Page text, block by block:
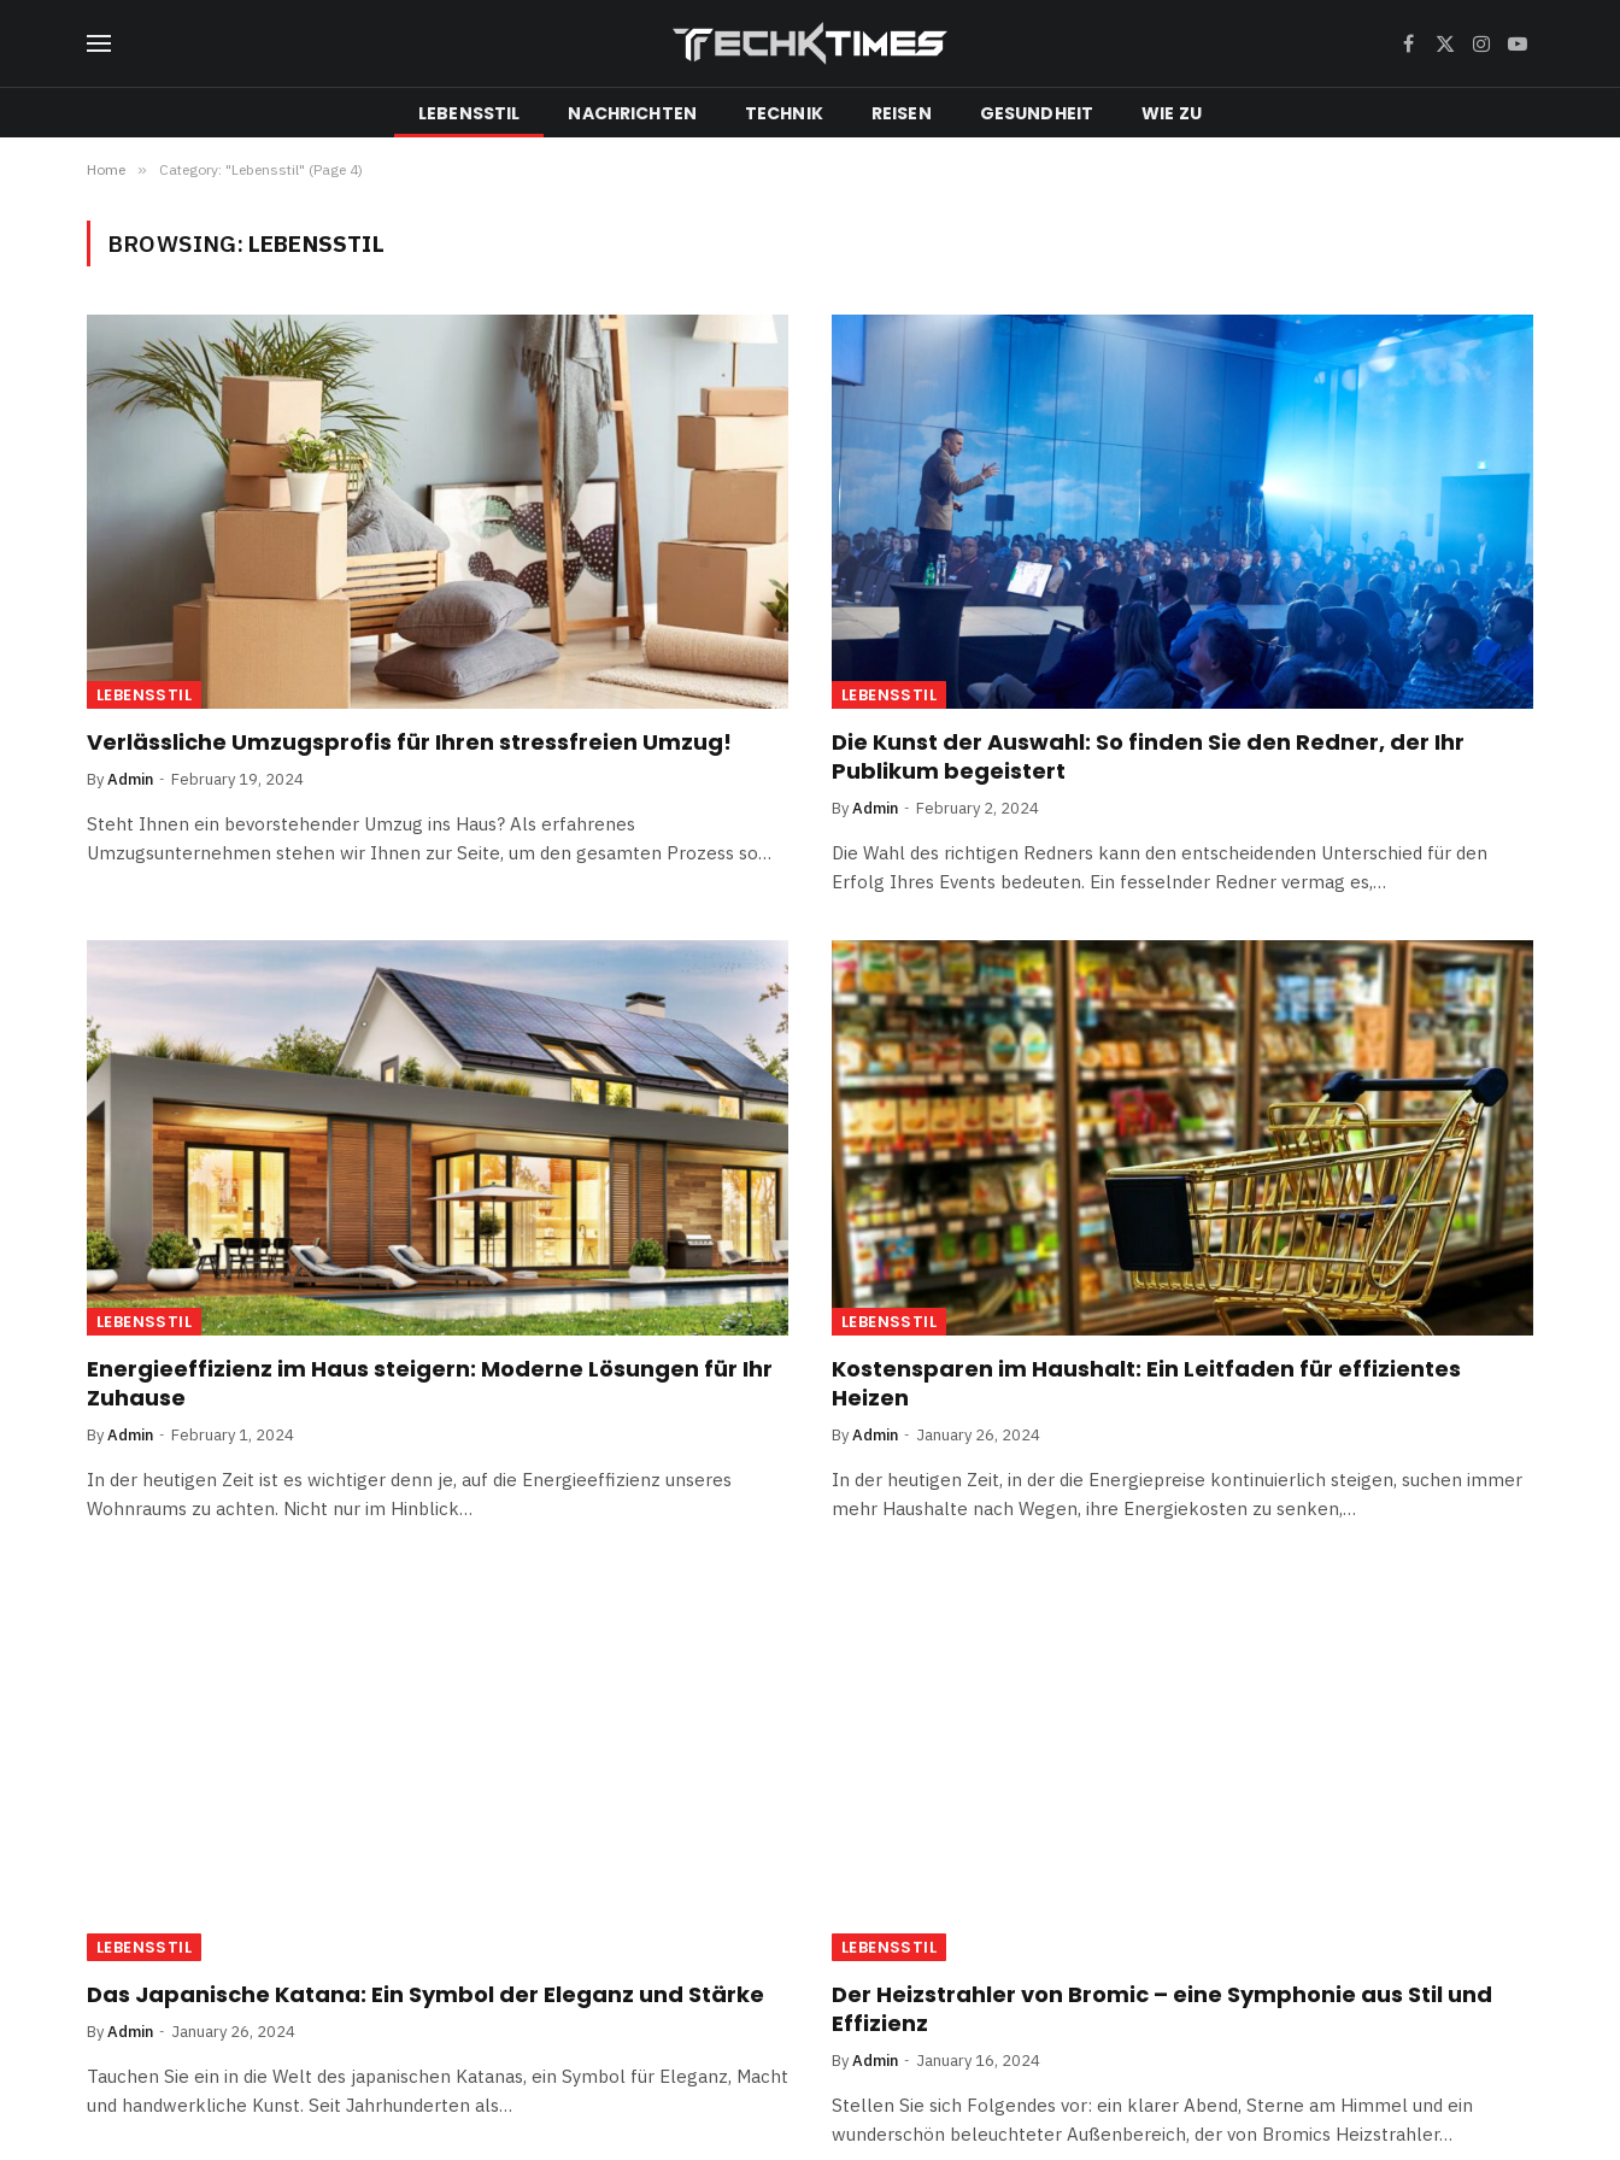
Facebook
X
Instagram
YouTube
LEBENSSTIL NACHRICHTEN TECHNIK REISEN GESUNDHEIT WIE ZU
Home » Category: "Lebensstil" (Page 4)
BROWSING: LEBENSSTIL
LEBENSSTIL
Verlässliche Umzugsprofis für Ihren stressfreien Umzug!
ByAdmin February 19, 2024
Steht Ihnen ein bevorstehender Umzug ins Haus? Als erfahrenes
Umzugsunternehmen stehen wir Ihnen zur Seite, um den gesamten Prozess so…
LEBENSSTIL
Die Kunst der Auswahl: So finden Sie den Redner, der Ihr
Publikum begeistert
ByAdmin February 2, 2024
Die Wahl des richtigen Redners kann den entscheidenden Unterschied für den
Erfolg Ihres Events bedeuten. Ein fesselnder Redner vermag es,…
LEBENSSTIL
Energieeffizienz im Haus steigern: Moderne Lösungen für Ihr
Zuhause
ByAdmin February 1, 2024
In der heutigen Zeit ist es wichtiger denn je, auf die Energieeffizienz unseres
Wohnraums zu achten. Nicht nur im Hinblick…
LEBENSSTIL
Kostensparen im Haushalt: Ein Leitfaden für effizientes
Heizen
ByAdmin January 26, 2024
In der heutigen Zeit, in der die Energiepreise kontinuierlich steigen, suchen immer
mehr Haushalte nach Wegen, ihre Energiekosten zu senken,…
LEBENSSTIL
Das Japanische Katana: Ein Symbol der Eleganz und Stärke
ByAdmin January 26, 2024
Tauchen Sie ein in die Welt des japanischen Katanas, ein Symbol für Eleganz, Macht
und handwerkliche Kunst. Seit Jahrhunderten als…
LEBENSSTIL
Der Heizstrahler von Bromic – eine Symphonie aus Stil und
Effizienz
ByAdmin January 16, 2024
Stellen Sie sich Folgendes vor: ein klarer Abend, Sterne am Himmel und ein
wunderschön beleuchteter Außenbereich, der von Bromics Heizstrahler…